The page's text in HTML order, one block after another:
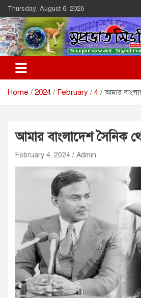
Skip
to
content
Thursday, August 6, 2026
Suprovat Sydney
The Leading Bangladesh Community
Home 2024 February 4 আমার
আমার বাংলাদেশ সৈনিক
February 4, 2024 Admin